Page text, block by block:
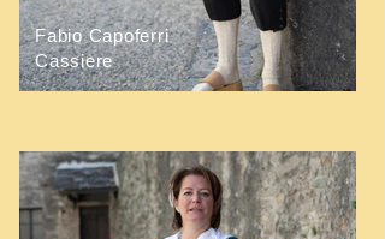
Fabio Capoferri
Cassiere